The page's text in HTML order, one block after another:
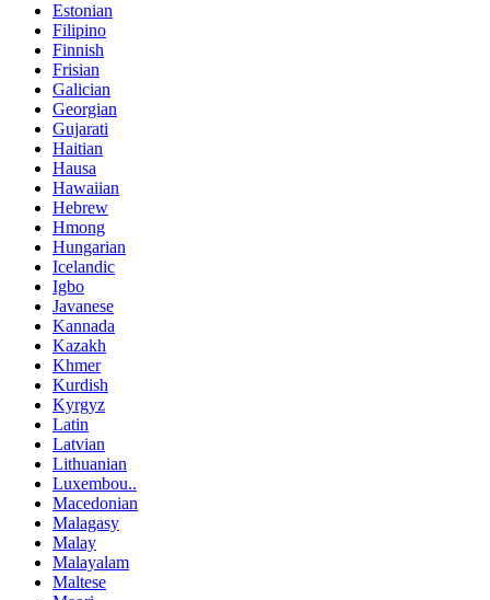
Estonian
Filipino
Finnish
Frisian
Galician
Georgian
Gujarati
Haitian
Hausa
Hawaiian
Hebrew
Hmong
Hungarian
Icelandic
Igbo
Javanese
Kannada
Kazakh
Khmer
Kurdish
Kyrgyz
Latin
Latvian
Lithuanian
Luxembou..
Macedonian
Malagasy
Malay
Malayalam
Maltese